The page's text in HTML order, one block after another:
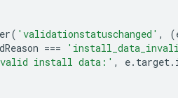
( 'validationstatuschanged' , (
===
install data:' , e. target.